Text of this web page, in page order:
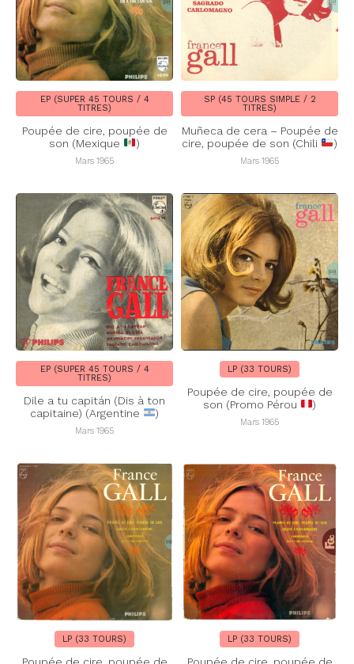
EP (SUPER 45 TOURS / 4
TITRES)
Poupée de cire, poupée de
son (Mexique
)
Mars 1965
SP (45 TOURS SIMPLE / 2
TITRES)
Muñeca de cera – Poupée de
cire, poupée de son (Chili
)
Mars 1965
EP (SUPER 45 TOURS / 4
TITRES)
Dile a tu capitán (Dis à ton
capitaine) (Argentine
)
Mars 1965
LP (33 TOURS)
Poupée de cire, poupée de
son (Promo Pérou
)
Mars 1965
LP (33 TOURS) LP (33 TOURS)